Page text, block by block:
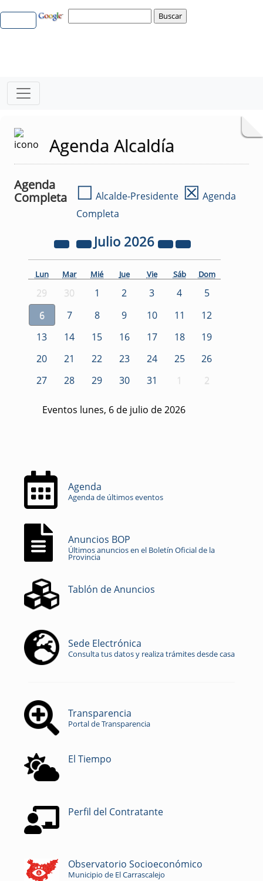
Agenda Alcaldía
Agenda
Completa
☐ Alcalde-Presidente ☒ Agenda
Completa
Julio 2026
Lun Mar Mié Jue Vie Sáb Dom
29 30 1 2 3 4
5
6
7 8 9 10 11
12
13
14 15 16 17 18
19
20
21 22 23 24 25
26
27
28 29 30 31 1 2
Eventos lunes, 6 de julio de 2026
Agenda
Agenda de últimos eventos
Anuncios BOP
Últimos anuncios en el Boletín Oficial de la
Provincia
Tablón de Anuncios
Sede Electrónica
Consulta tus datos y realiza trámites desde casa
Transparencia
Portal de Transparencia
El Tiempo
Perfil del Contratante
Observatorio Socioeconómico
Municipio de El Carrascalejo